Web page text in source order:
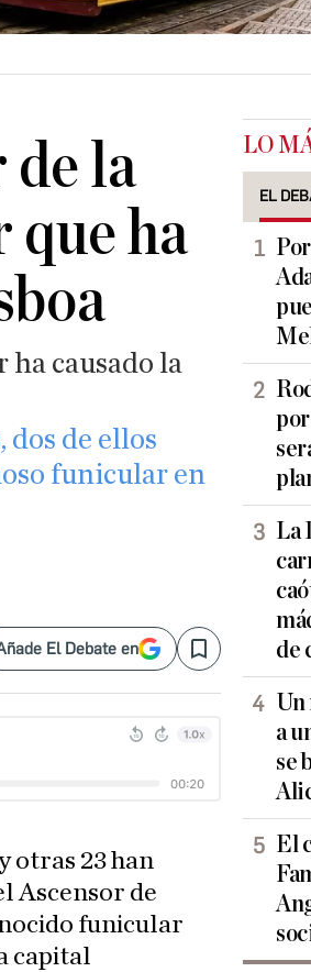
de la
ha
causado la
dos de ellos
funicular en
El Debate en Save
otras 23 han
Ascensor de
funicular
capital
LO
EL
La
de
a
se
El